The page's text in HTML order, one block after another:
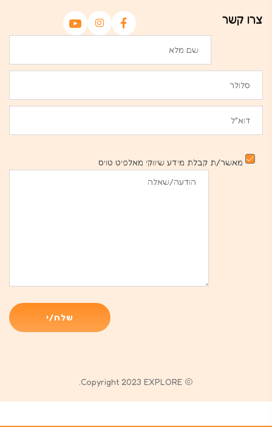
צרו קשר
מאשר/ת קבלת מידע שיווקי מאלפיט טויס